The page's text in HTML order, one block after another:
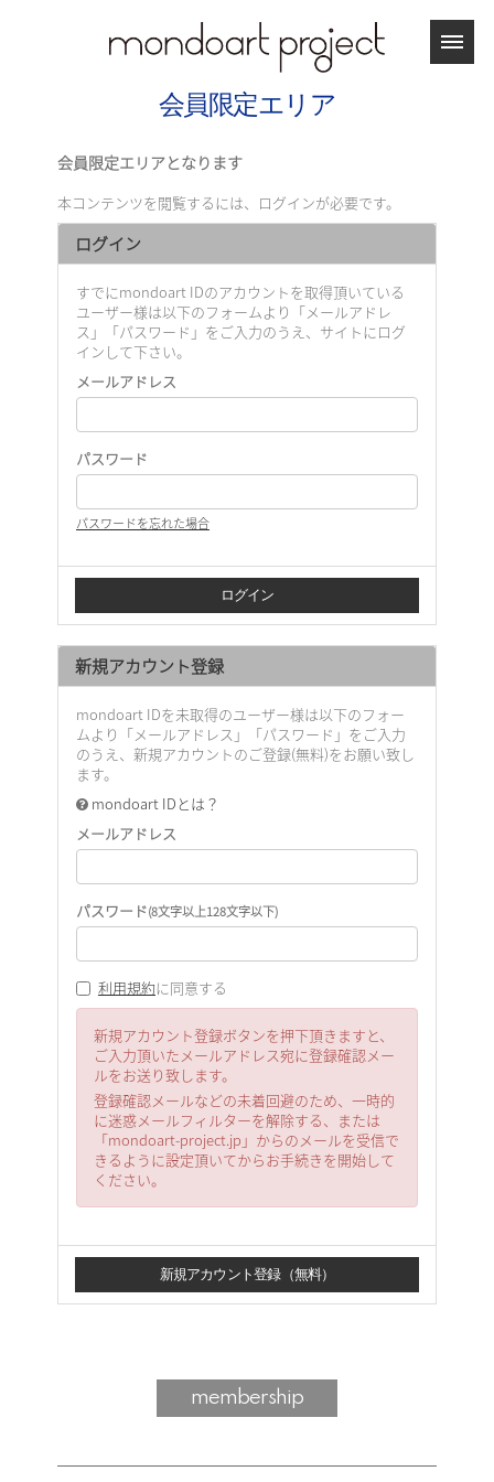
会員限定エリア
会員限定エリアとなります
本コンテンツを閲覧するには、ログインが必要です。
ログイン
すでにmondoart IDのアカウントを取得頂いている
ユーザー様は以下のフォームより「メールアドレ
ス」「パスワード」をご入力のうえ、サイトにログ
インして下さい。
メールアドレス
パスワード
パスワードを忘れた場合
新規アカウント登録
mondoart IDを未取得のユーザー様は以下のフォー
ムより「メールアドレス」「パスワード」をご入力
のうえ、新規アカウントのご登録(無料)をお願い致し
ます。
mondoart IDとは？
メールアドレス
パスワード(8文字以上128文字以下)
利用規約に同意する
新規アカウント登録ボタンを押下頂きますと、
ご入力頂いたメールアドレス宛に登録確認メー
ルをお送り致します。
登録確認メールなどの未着回避のため、一時的
に迷惑メールフィルターを解除する、または
「mondoart-project.jp」からのメールを受信で
きるように設定頂いてからお手続きを開始して
ください。
membership